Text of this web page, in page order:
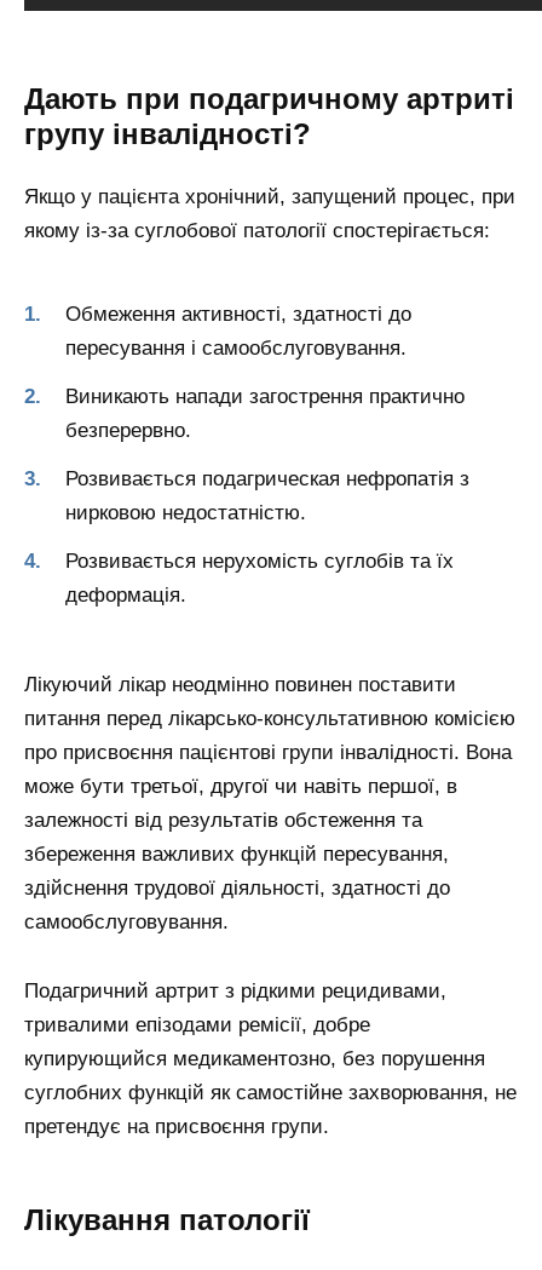
Дають при подагричному артриті
групу інвалідності?
Якщо у пацієнта хронічний, запущений процес, при
якому із-за суглобової патології спостерігається:
Обмеження активності, здатності до
пересування і самообслуговування.
Виникають напади загострення практично
безперервно.
Розвивається подагрическая нефропатія з
нирковою недостатністю.
Розвивається нерухомість суглобів та їх
деформація.
Лікуючий лікар неодмінно повинен поставити
питання перед лікарсько-консультативною комісією
про присвоєння пацієнтові групи інвалідності. Вона
може бути третьої, другої чи навіть першої, в
залежності від результатів обстеження та
збереження важливих функцій пересування,
здійснення трудової діяльності, здатності до
самообслуговування.
Подагричний артрит з рідкими рецидивами,
тривалими епізодами ремісії, добре
купирующийся медикаментозно, без порушення
суглобних функцій як самостійне захворювання, не
претендує на присвоєння групи.
Лікування патології